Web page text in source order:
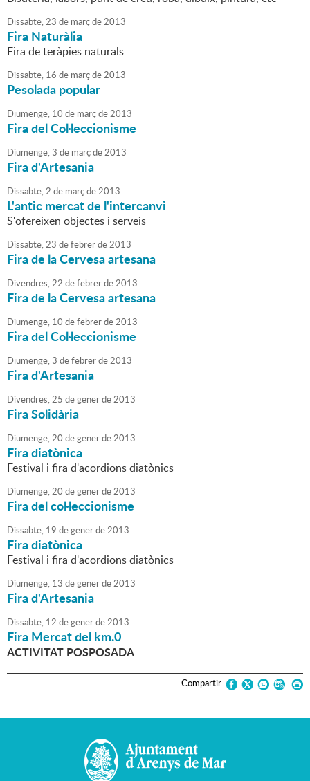
Dissabte,23 de marçde2013
Fira Naturàlia
Fira de teràpies naturals
Dissabte, 16 de marçde2013
Pesolada popular
Diumenge, 10 de marçde2013
Fira del Col·leccionisme
Diumenge,3 de marçde2013
Fira d'Artesania
Dissabte,2 de marçde2013
L'antic mercat de l'intercanvi
S'ofereixen objectes i serveis
Dissabte,23 defebrerde2013
Fira de la Cervesa artesana
Divendres,22 defebrerde2013
Fira de la Cervesa artesana
Diumenge, 10 defebrerde2013
Fira del Col·leccionisme
Diumenge,3 defebrerde2013
Fira d'Artesania
Divendres,25 degenerde2013
Fira Solidària
Diumenge,20 degenerde2013
Fira diatònica
Festival i fira d'acordions diatònics
Diumenge,20 degenerde2013
Fira del col·leccionisme
Dissabte, 19 degenerde2013
Fira diatònica
Festival i fira d'acordions diatònics
Diumenge, 13 degenerde2013
Fira d'Artesania
Dissabte, 12 degenerde2013
Fira Mercat del km.0
ACTIVITAT POSPOSADA
Compartir